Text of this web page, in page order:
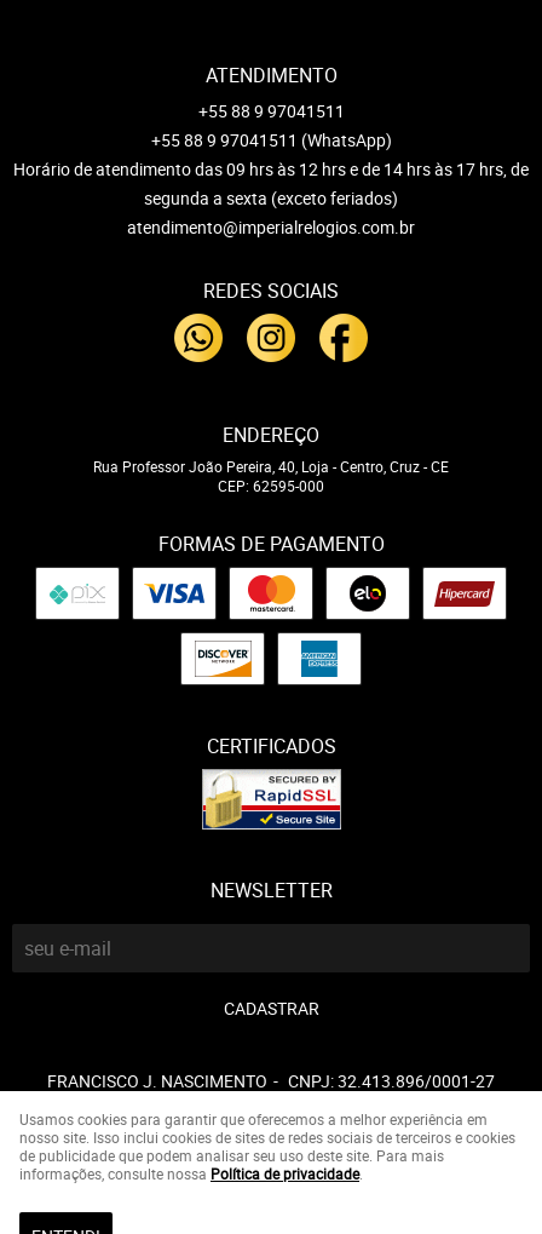
ATENDIMENTO
+55 88 9 97041511
+55 88 9 97041511 (WhatsApp)
Horário de atendimento das 09 hrs às 12 hrs e de 14 hrs às 17 hrs, de
segunda a sexta (exceto feriados)
atendimento@imperialrelogios.com.br
REDES SOCIAIS
ENDEREÇO
Rua Professor João Pereira, 40, Loja -Centro, Cruz-CE
CEP: 62595-000
FORMAS DE PAGAMENTO
CERTIFICADOS
NEWSLETTER
CADASTRAR
FRANCISCO J. NASCIMENTO CNPJ: 32.413.896/0001-27
LOJA VIRTUAL CRIADA POR
Usamos cookies para garantir que oferecemos a melhor experiência em
nosso site. Isso inclui cookies de sites de redes sociais de terceiros e cookies
de publicidade que podem analisar seu uso deste site. Para mais
informações, consulte nossa Política de privacidade.